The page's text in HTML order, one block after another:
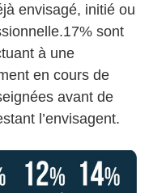
envisagé, initié ou
sont
à une
en cours de
avant de
l’envisagent.